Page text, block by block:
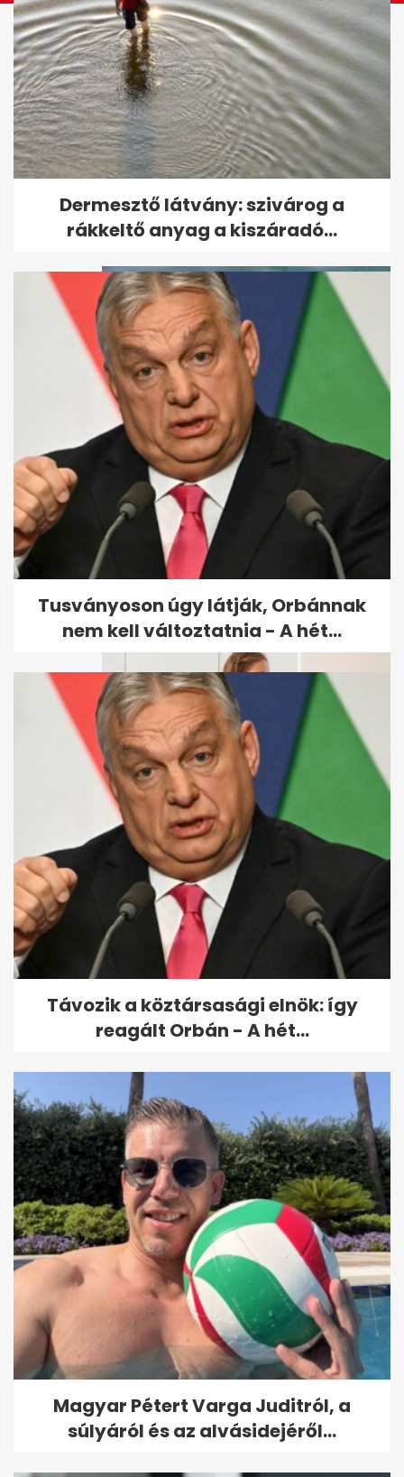
Ingyen házi tápoldat: így
erősítheted a zöldségeket a...
Diana hercegnő 1993-as karibi
bikinis fotói:
narancssárgában...
5 hűtőtrend a kánikulára:
hideg italok, tovább friss
alapanyagok
Dermesztő látvány: szivárog a
rákkeltő anyag a kiszáradó...
Tusványoson úgy látják, Orbánnak
nem kell változtatnia - A hét...
Távozik a köztársasági elnök: így
reagált Orbán - A hét...
Magyar Pétert Varga Juditról, a
súlyáról és az alvásidejéről...